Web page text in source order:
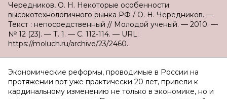
Чередников, О. Н. Некоторые особенности
высокотехнологичного рынка РФ / О. Н. Чередников. —
Текст : непосредственный // Молодой ученый. — 2010. —
№ 12 (23). — Т. 1. — С. 112-114. — URL:
https://moluch.ru/archive/23/2460.
Экономические реформы, проводимые в России на
протяжении вот уже практически 20 лет, привели к
кардинальному изменению не только в экономике, но и